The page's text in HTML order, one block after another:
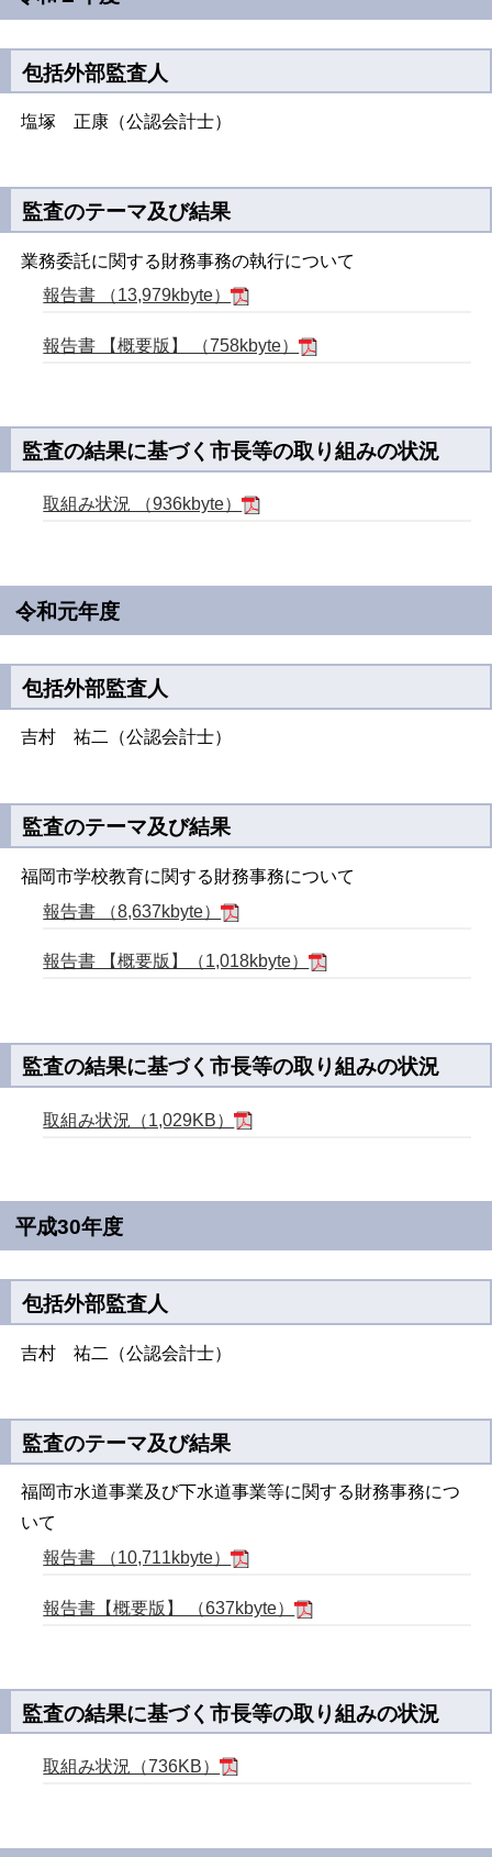
包括外部監査人
塩塚 正康（公認会計士）
監査のテーマ及び結果
業務委託に関する財務事務の執行について
報告書 （13,979kbyte）
報告書 【概要版】 （758kbyte）
監査の結果に基づく市長等の取り組みの状況
取組み状況 （936kbyte）
令和元年度
包括外部監査人
吉村 祐二（公認会計士）
監査のテーマ及び結果
福岡市学校教育に関する財務事務について
報告書 （8,637kbyte）
報告書 【概要版】（1,018kbyte）
監査の結果に基づく市長等の取り組みの状況
取組み状況（1,029KB）
平成30年度
包括外部監査人
吉村 祐二（公認会計士）
監査のテーマ及び結果
福岡市水道事業及び下水道事業等に関する財務事務につ
いて
報告書 （10,711kbyte）
報告書【概要版】 （637kbyte）
監査の結果に基づく市長等の取り組みの状況
取組み状況（736KB）